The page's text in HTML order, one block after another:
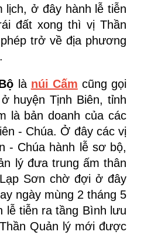
lịch, ở đây hành lễ tiễn
đất xong thì vị Thần
trở về địa phương
là núi Cấm cũng gọi
huyện Tịnh Biên, tỉnh
là bản doanh của các
- Chúa. Ở đây các vị
- Chúa hành lễ sơ bộ,
lý đưa trung ấm thân
Sơn chờ đợi ở đây
ngày mùng 2 tháng 5
lễ tiễn ra tầng Bình lưu
Quản lý mới được